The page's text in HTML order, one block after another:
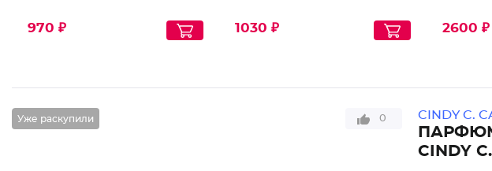
970 ₽ 1030 ₽ 2600 ₽
Уже раскупили 0 CINDY C.
CINDY C.